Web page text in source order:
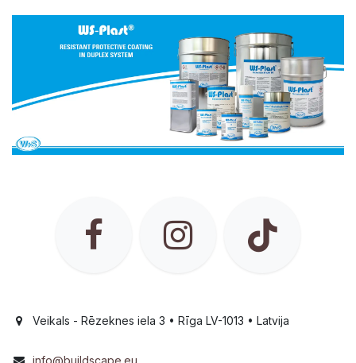
Veikals - Rēzeknes iela 3 • Rīga LV-1013 • Latvija
info@buildscape.eu